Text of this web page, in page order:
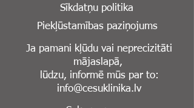
Sīkdatņu politika
Piekļūstamības paziņojums
Ja pamani kļūdu vai neprecizitāti
mājaslapā,
lūdzu, informē mūs par to:
info@cesuklinika.lv